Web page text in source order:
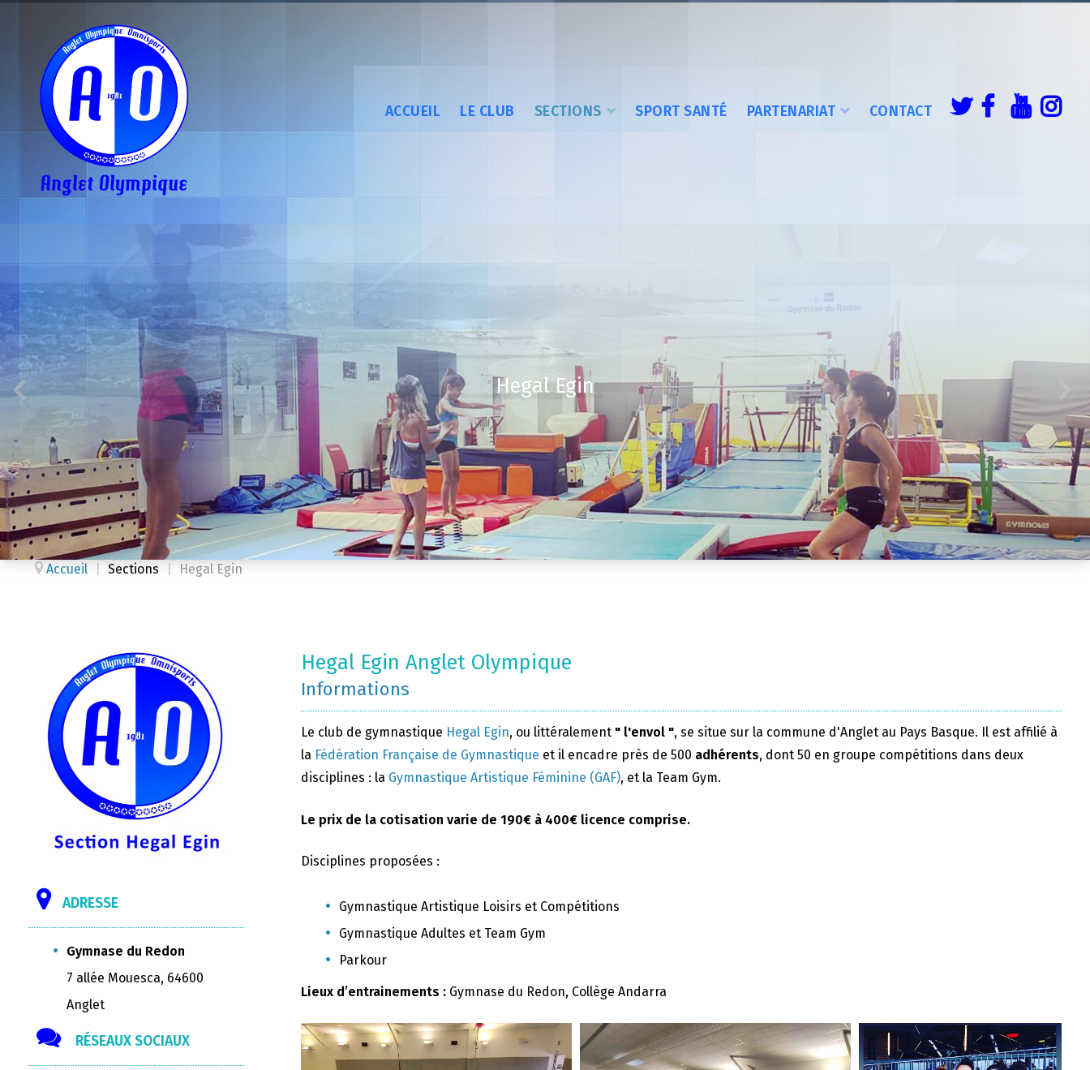
ACCUEIL LE CLUB SECTIONS SPORT SANTÉ PARTENARIAT CONTACT
Hegal Egin
Accueil Sections Hegal Egin
ADRESSE
Gymnase du Redon
7 allée Mouesca, 64600
Anglet
RÉSEAUX SOCIAUX
Hegal Egin Anglet Olympique
Informations
Le club de gymnastique Hegal Egin, ou littéralement " l'envol ", se situe sur la commune d'Anglet au Pays Basque. Il est affilié à
la Fédération Française de Gymnastique et il encadre près de 500 adhérents, dont 50 en groupe compétitions dans deux
disciplines : la Gymnastique Artistique Féminine (GAF), et la Team Gym.
Le prix de la cotisation varie de 190€ à 400€ licence comprise.
Disciplines proposées :
Gymnastique Artistique Loisirs et Compétitions
Gymnastique Adultes et Team Gym
Parkour
Lieux d’entrainements : Gymnase du Redon, Collège Andarra